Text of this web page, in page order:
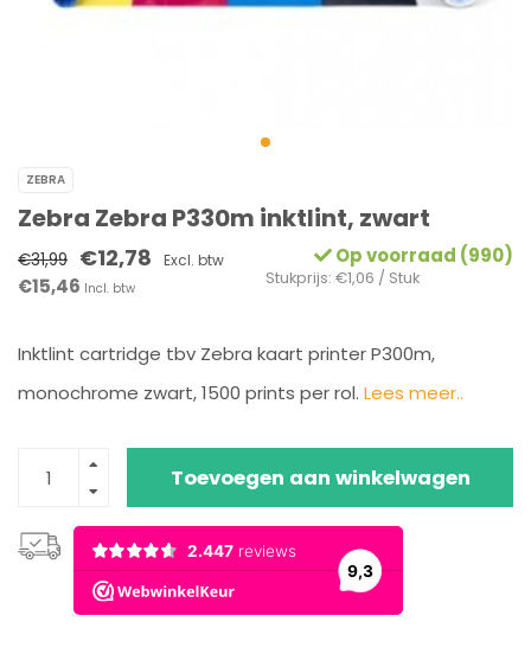
ZEBRA
Zebra Zebra P330m inktlint, zwart
€31,99 €12,78 Excl. btw
€15,46 Incl. btw
Op voorraad (990)
Stukprijs: €1,06 / Stuk
Inktlint cartridge tbv Zebra kaart printer P300m,
monochrome zwart, 1500 prints per rol. Lees meer..
Toevoegen aan winkelwagen